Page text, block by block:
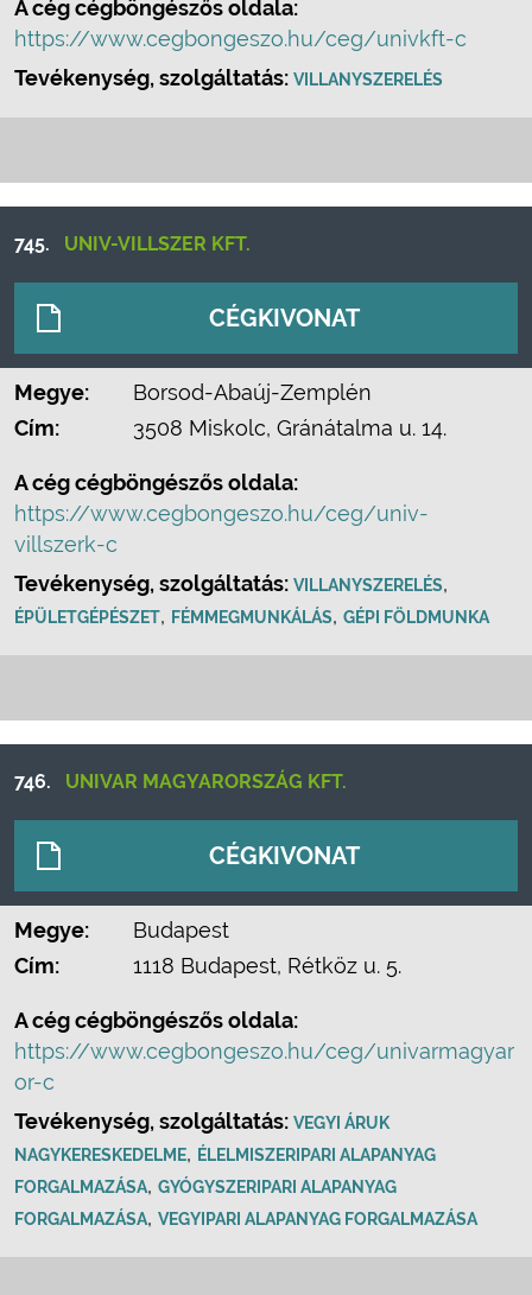
A cég cégböngészős oldala:
https://www.cegbongeszo.hu/ceg/univkft-c
Tevékenység, szolgáltatás: VILLANYSZERELÉS
745. UNIV-VILLSZER KFT.
CÉGKIVONAT
Megye:
Borsod-Abaúj-Zemplén
Cím:
3508 Miskolc, Gránátalma u. 14.
A cég cégböngészős oldala:
https://www.cegbongeszo.hu/ceg/univ-
villszerk-c
Tevékenység, szolgáltatás: VILLANYSZERELÉS,
ÉPÜLETGÉPÉSZET, FÉMMEGMUNKÁLÁS, GÉPI FÖLDMUNKA
746. UNIVAR MAGYARORSZÁG KFT.
CÉGKIVONAT
Megye:
Budapest
Cím:
1118 Budapest, Rétköz u. 5.
A cég cégböngészős oldala:
https://www.cegbongeszo.hu/ceg/univarmagyar
or-c
Tevékenység, szolgáltatás: VEGYI ÁRUK
NAGYKERESKEDELME, ÉLELMISZERIPARI ALAPANYAG
FORGALMAZÁSA, GYÓGYSZERIPARI ALAPANYAG
FORGALMAZÁSA, VEGYIPARI ALAPANYAG FORGALMAZÁSA